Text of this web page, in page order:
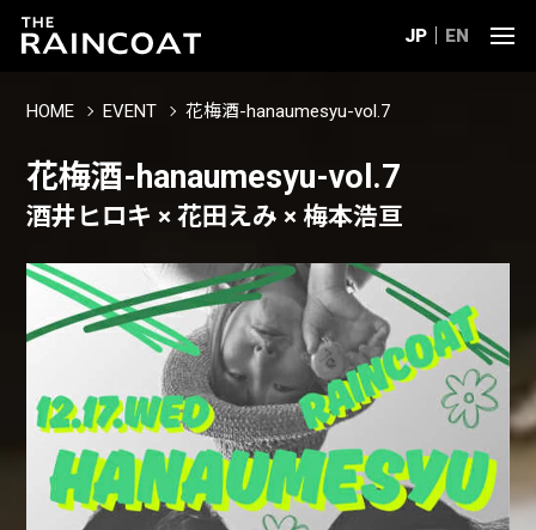
JP EN
HOME EVENT 花梅酒-hanaumesyu-vol.7
花梅酒-hanaumesyu-vol.7
酒井ヒロキ × 花田えみ × 梅本浩亘